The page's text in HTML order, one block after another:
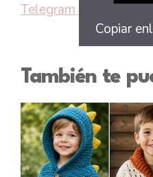
Telegram
Copiar
También te